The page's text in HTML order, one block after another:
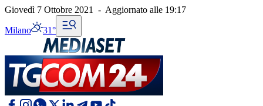
Giovedì 7 Ottobre 2021 - Aggiornato alle 19:17
Milano 31°